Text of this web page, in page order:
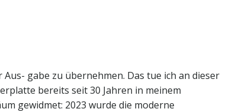
gabe zu übernehmen. Das tue ich an dieser
bereits seit 30 Jahren in meinem
gewidmet: 2023 wurde die moderne